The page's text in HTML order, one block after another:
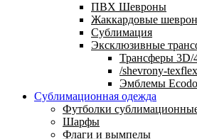
ПВХ Шевроны
Жаккардовые
Сублимация
Эксклюзивные
Трансферы
/shevrony-
Эмблемы
Сублимационная одежда
Футболки
Шарфы
Флаги и вымпелы